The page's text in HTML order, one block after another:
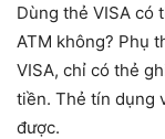
Dùng thẻ VISA có
ATM không? Phụ
VISA, chỉ có thẻ
tiền. Thẻ tín dụng
được.